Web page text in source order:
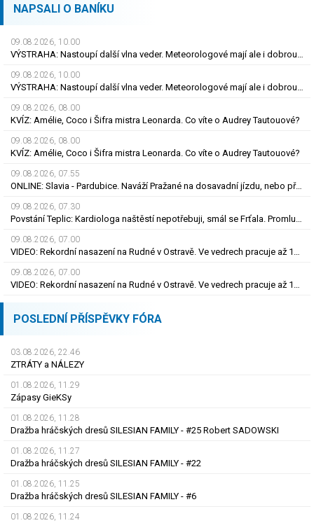
NAPSALI O BANÍKU
09.08.2026, 10.00
VÝSTRAHA: Nastoupí další vlna veder. Meteorologové mají ale i dobrou zprávu
09.08.2026, 10.00
VÝSTRAHA: Nastoupí další vlna veder. Meteorologové mají ale i dobrou zprávu
09.08.2026, 08.00
KVÍZ: Amélie, Coco i Šifra mistra Leonarda. Co víte o Audrey Tautouové?
09.08.2026, 08.00
KVÍZ: Amélie, Coco i Šifra mistra Leonarda. Co víte o Audrey Tautouové?
09.08.2026, 07.55
ONLINE: Slavia - Pardubice. Naváží Pražané na dosavadní jízdu, nebo překvapí Východočeši?
09.08.2026, 07.30
Povstání Teplic: Kardiologa naštěstí nepotřebuji, smál se Frťala. Promluvil o zájmu Plzně
09.08.2026, 07.00
VIDEO: Rekordní nasazení na Rudné v Ostravě. Ve vedrech pracuje až 120 silničářů
09.08.2026, 07.00
VIDEO: Rekordní nasazení na Rudné v Ostravě. Ve vedrech pracuje až 120 silničářů
POSLEDNÍ PŘÍSPĚVKY FÓRA
03.08.2026, 22.46
ZTRÁTY a NÁLEZY
01.08.2026, 11.29
Zápasy GieKSy
01.08.2026, 11.28
Dražba hráčských dresů SILESIAN FAMILY - #25 Robert SADOWSKI
01.08.2026, 11.27
Dražba hráčských dresů SILESIAN FAMILY - #22
01.08.2026, 11.25
Dražba hráčských dresů SILESIAN FAMILY - #6
01.08.2026, 11.24